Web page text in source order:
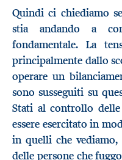
Quindi ci chiediamo
stia andando a
fondamentale. La
principalmente dallo
operare un
sono susseguiti su
Stati al controllo
essere esercitato in
in quelli che
delle persone che